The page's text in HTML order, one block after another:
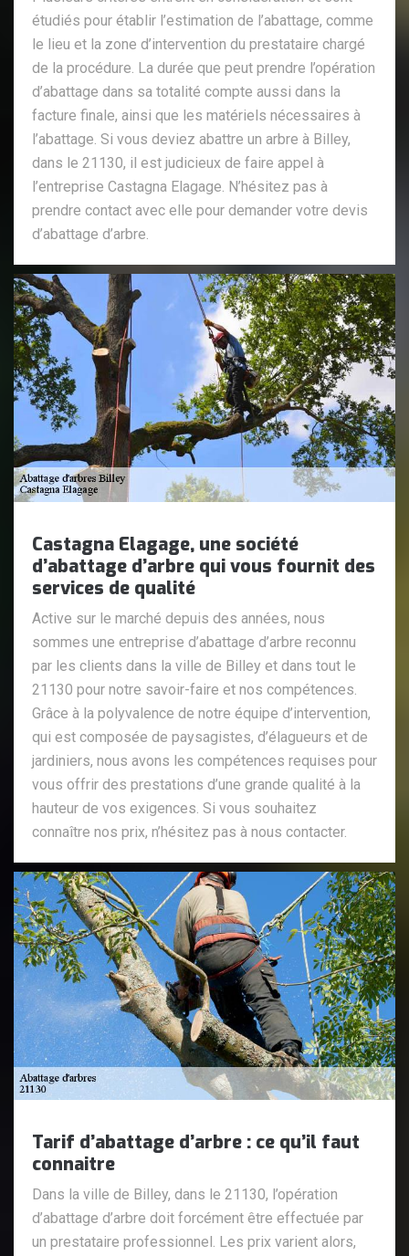
étudiés pour établir l’estimation de l’abattage, comme
le lieu et la zone d’intervention du prestataire chargé
de la procédure. La durée que peut prendre l’opération
d’abattage dans sa totalité compte aussi dans la
facture finale, ainsi que les matériels nécessaires à
l’abattage. Si vous deviez abattre un arbre à Billey,
dans le 21130, il est judicieux de faire appel à
l’entreprise Castagna Elagage. N’hésitez pas à
prendre contact avec elle pour demander votre devis
d’abattage d’arbre.
Castagna Elagage, une société
d’abattage d’arbre qui vous fournit des
services de qualité
Active sur le marché depuis des années, nous
sommes une entreprise d’abattage d’arbre reconnu
par les clients dans la ville de Billey et dans tout le
21130 pour notre savoir-faire et nos compétences.
Grâce à la polyvalence de notre équipe d’intervention,
qui est composée de paysagistes, d’élagueurs et de
jardiniers, nous avons les compétences requises pour
vous offrir des prestations d’une grande qualité à la
hauteur de vos exigences. Si vous souhaitez
connaître nos prix, n’hésitez pas à nous contacter.
Tarif d’abattage d’arbre : ce qu’il faut
connaitre
Dans la ville de Billey, dans le 21130, l’opération
d’abattage d’arbre doit forcément être effectuée par
un prestataire professionnel. Les prix varient alors,